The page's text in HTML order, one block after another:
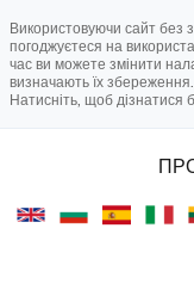
Використовуючи сайт без
погоджуєтеся на
час ви можете змінити
визначають їх збереження.
Натисніть, щоб дізнатися